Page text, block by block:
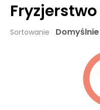
Fryzjerstwo
Sortowanie Domyślnie